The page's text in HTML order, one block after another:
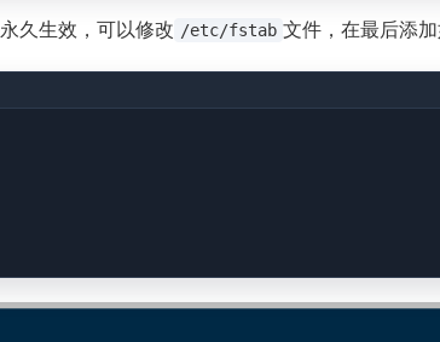
久生效，可以修改 /etc/fstab 文件，在最后添加